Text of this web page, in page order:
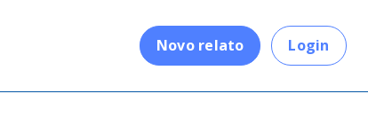
Novo relato Login